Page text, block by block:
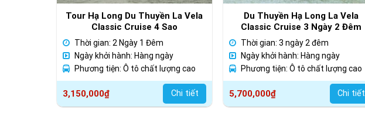
Tour Hạ Long Du Thuyền La Vela
Classic Cruise 4 Sao
Thời gian: 2 Ngày 1 Đêm
Ngày khởi hành: Hàng ngày
Phương tiện: Ô tô chất lượng cao
3,150,000₫ Chi tiết
Du Thuyền Hạ Long La Vela
Classic Cruise 3 Ngày 2 Đêm
Thời gian: 3 ngày 2 đêm
Ngày khởi hành: Hàng ngày
Phương tiện: Ô tô chất lượng cao
5,700,000₫ Chi tiết